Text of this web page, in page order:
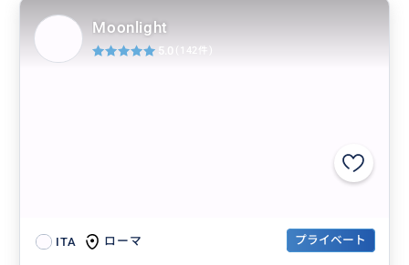
ITA ローマ プライベート
Moonlight
5.0 (142件)